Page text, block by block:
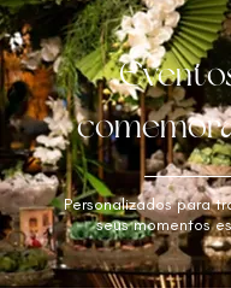
Personalizados para
seus momentos